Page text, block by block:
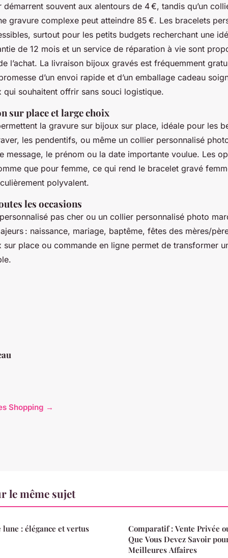
souvent aux alentours de 4 €, tandis qu’un
gravure complexe peut atteindre 85 €. Les bracelets
surtout pour les petits budgets recherchant une
de 12 mois et un service de réparation à vie sont
l’achat. La livraison bijoux gravés est fréquemment
d’un envoi rapide et d’un emballage cadeau
qui souhaitent offrir sans souci logistique.
sur place et large choix
la gravure sur bijoux sur place, idéale pour les
les pendentifs, ou même un collier personnalisé
message, le prénom ou la date importante voulue. Les
que pour femme, ce qui rend le bracelet gravé
polyvalent.
les occasions
pas cher ou un collier personnalisé photo
: naissance, mariage, baptême, fêtes des mères/
place ou commande en ligne permet de transformer
Shopping →
le même sujet
: élégance et vertus
Comparatif : Vente Privée
Que Vous Devez Savoir
Meilleures Affaires